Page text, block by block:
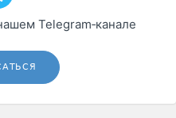
Telegram‑канале